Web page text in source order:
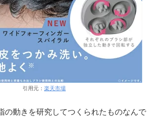
引用元： 楽天市場
の動きを研究してつくられたものなんで